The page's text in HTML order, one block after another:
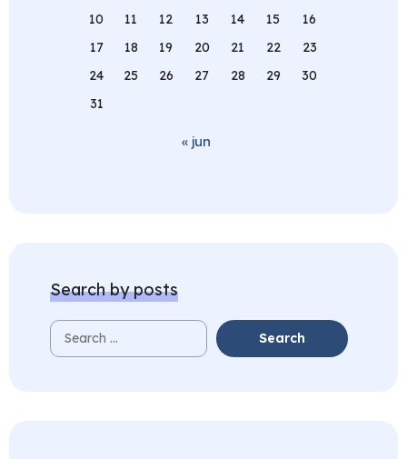
10
11 12 13 14 15
16
17
18 19 20 21 22
23
24
25 26 27 28 29
30
31
« jun
Search by posts